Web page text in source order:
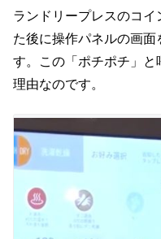
ランドリープレスのコ
た後に操作パネルの画面
す。この「ポチポチ」
理由なのです。